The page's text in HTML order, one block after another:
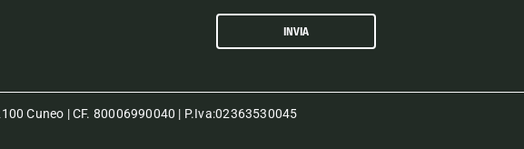
INVIA
Cuneo | CF. 80006990040 | P.Iva:02363530045